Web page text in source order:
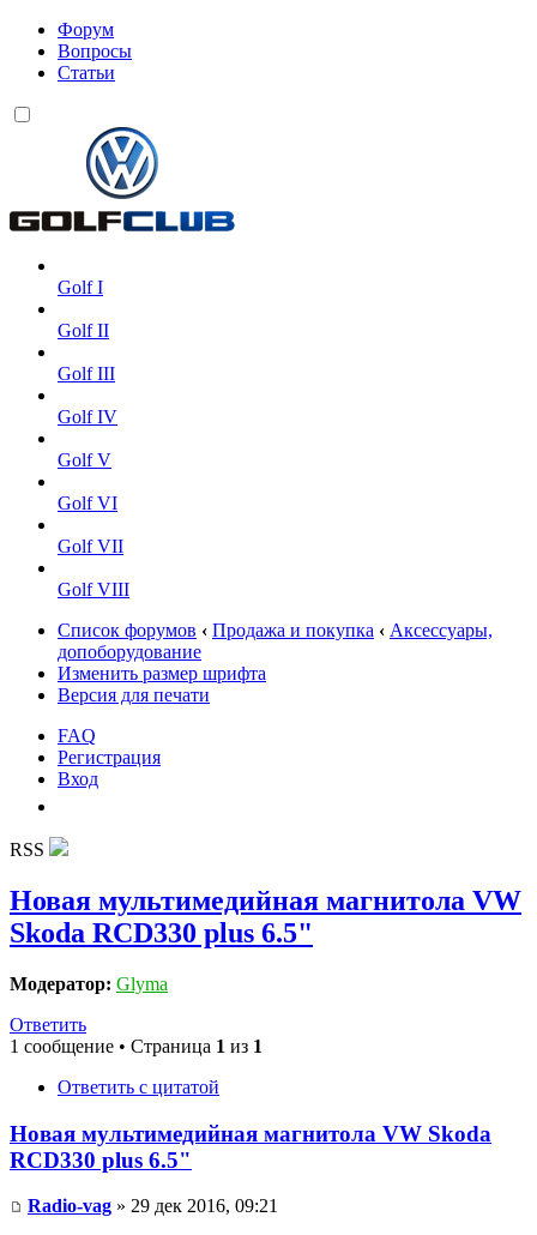
Форум
Вопросы
Статьи
Golf I
Golf II
Golf III
Golf IV
Golf V
Golf VI
Golf VII
Golf VIII
Список форумов ‹ Продажа и покупка ‹ Аксессуары,
допоборудование
Изменить размер шрифта
Версия для печати
FAQ
Регистрация
Вход
RSS
Новая мультимедийная магнитола VW
Skoda RCD330 plus 6.5"
Модератор: Glyma
Ответить
1 сообщение • Страница 1 из 1
Ответить с цитатой
Новая мультимедийная магнитола VW Skoda
RCD330 plus 6.5"
Radio-vag » 29 дек 2016, 09:21